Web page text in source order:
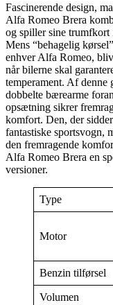
Fascinerende design,
Alfa Romeo Brera
og spiller sine
Mens “behagelig
enhver Alfa Romeo,
når bilerne skal
temperament. Af denne
dobbelte bærearme
opsætning sikrer
komfort. Den, der
fantastiske sportsvogn,
den fremragende
Alfa Romeo Brera en
versioner.
Type
Motor
Benzin tilførsel
Volumen